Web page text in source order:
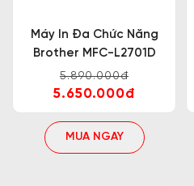
Máy In Đa Chức Năng
Brother MFC-L2701D
5.890.000đ
5.650.000đ
MUA NGAY